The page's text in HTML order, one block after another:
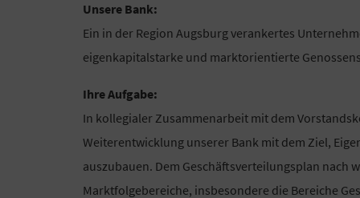
Unsere Bank:
Ein in der Region Augsburg verankertes
eigenkapitalstarke und marktorientierte
Ihre Aufgabe:
In kollegialer Zusammenarbeit mit dem
Weiterentwicklung unserer Bank mit dem Ziel,
auszubauen. Dem Geschäftsverteilungsplan nach
Marktfolgebereiche, insbesondere die Bereiche